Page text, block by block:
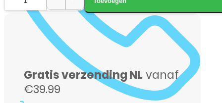
iPad
256GBGratis verzending NL vanaf
€39.99